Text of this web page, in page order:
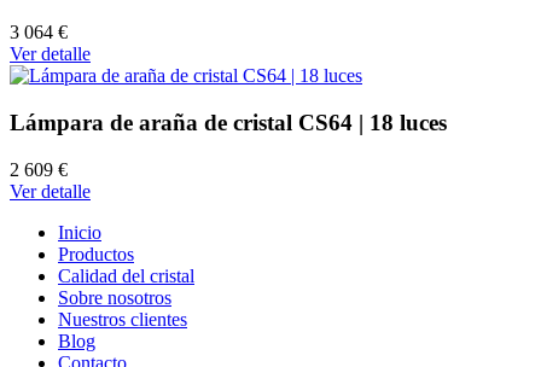
3 064 €
Ver detalle
Lámpara de araña de cristal CS64 | 18 luces
2 609 €
Ver detalle
Inicio
Productos
Calidad del cristal
Sobre nosotros
Nuestros clientes
Blog
Contacto